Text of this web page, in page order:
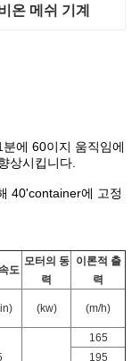
온 메쉬 기계
에 60이지 움직임에
상시킵니다.
40'container에 고정
도
모터의 동
력
이론적 출
력
(kw) (m/h)
165
195